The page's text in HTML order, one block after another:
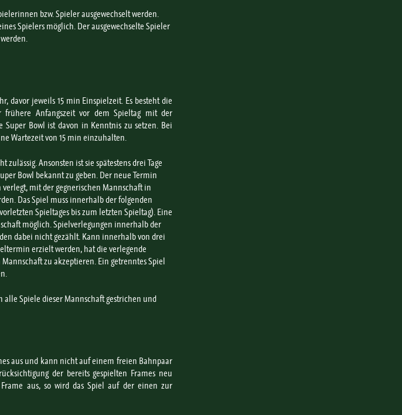
bzw. Spieler ausgewechselt werden.
Spielers möglich. Der ausgewechselte Spieler
davor jeweils 15 min Einspielzeit. Es besteht die
Anfangszeit vor dem Spieltag mit der
Super Bowl ist davon in Kenntnis zu setzen. Bei
Wartezeit von 15 min einzuhalten.
Ansonsten ist sie spätestens drei Tage
Bowl bekannt zu geben. Der neue Termin
mit der gegnerischen Mannschaft in
Das Spiel muss innerhalb der folgenden
Spieltages bis zum letzten Spieltag). Eine
möglich. Spielverlegungen innerhalb der
dabei nicht gezählt. Kann innerhalb von drei
erzielt werden, hat die verlegende
zu akzeptieren. Ein getrenntes Spiel
Spiele dieser Mannschaft gestrichen und
aus und kann nicht auf einem freien Bahnpaar
der bereits gespielten Frames neu
aus, so wird das Spiel auf der einen zur